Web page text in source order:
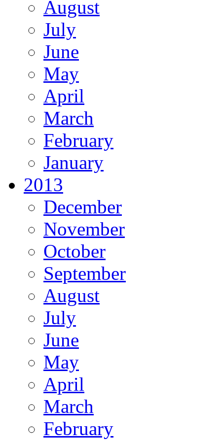
August
July
June
May
April
March
February
January
2013
December
November
October
September
August
July
June
May
April
March
February